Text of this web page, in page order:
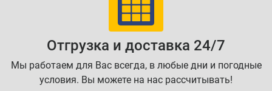
Отгрузка и доставка 24/7
Мы работаем для Вас всегда, в любые дни и погодные
условия. Вы можете на нас рассчитывать!